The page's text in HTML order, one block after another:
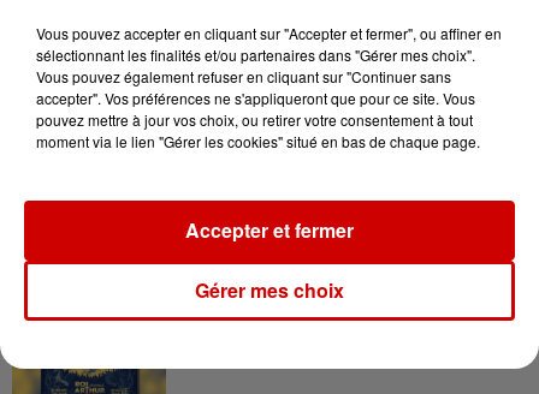
À LA UNE : incendie à La
Rochelle, mégaferme de
saumons et succès...
Jeux
Gagnez vos places pour le
Festival du Roi Arthur 2026 !
Vous pouvez accepter en cliquant sur "Accepter et fermer", ou affiner en
sélectionnant les finalités et/ou partenaires dans "Gérer mes choix".
Vous pouvez également refuser en cliquant sur "Continuer sans
accepter". Vos préférences ne s'appliqueront que pour ce site. Vous
pouvez mettre à jour vos choix, ou retirer votre consentement à tout
moment via le lien "Gérer les cookies" situé en bas de chaque page.
Gérer mes choix
Accepter et fermer